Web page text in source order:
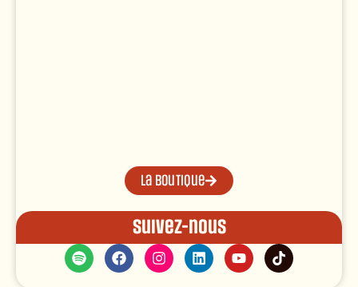
La boutique
Suivez-nous